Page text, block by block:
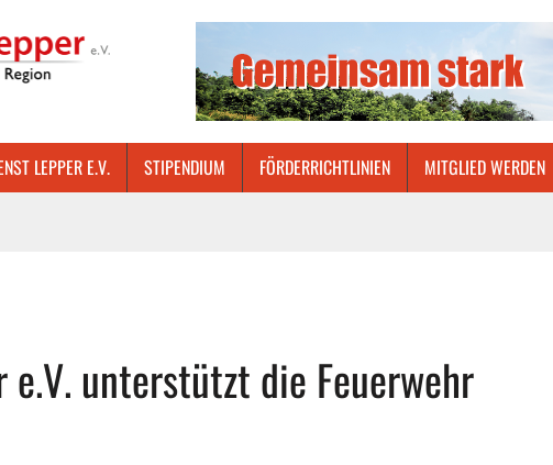
LEPPER E.V. STIPENDIUM FÖRDERRICHTLINIEN MITGLIED WERDEN
unterstützt die Feuerwehr